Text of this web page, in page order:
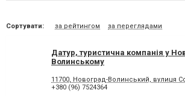
Сортувати: за рейтингом за переглядами
Датур, туристична компанія у
Волинському
11700, Новоград-Волинський, вулиця
+380 (96) 7524364